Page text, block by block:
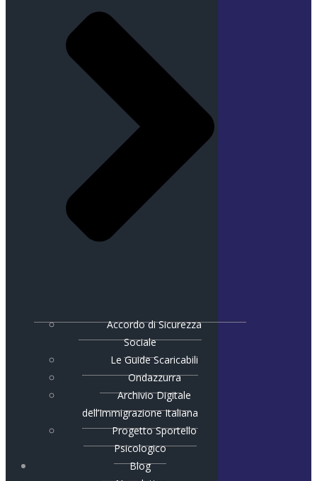
Accordo di Sicurezza
Sociale
Le Guide Scaricabili
Ondazzurra
Archivio Digitale
dell’Immigrazione Italiana
Progetto Sportello
Psicologico
Blog